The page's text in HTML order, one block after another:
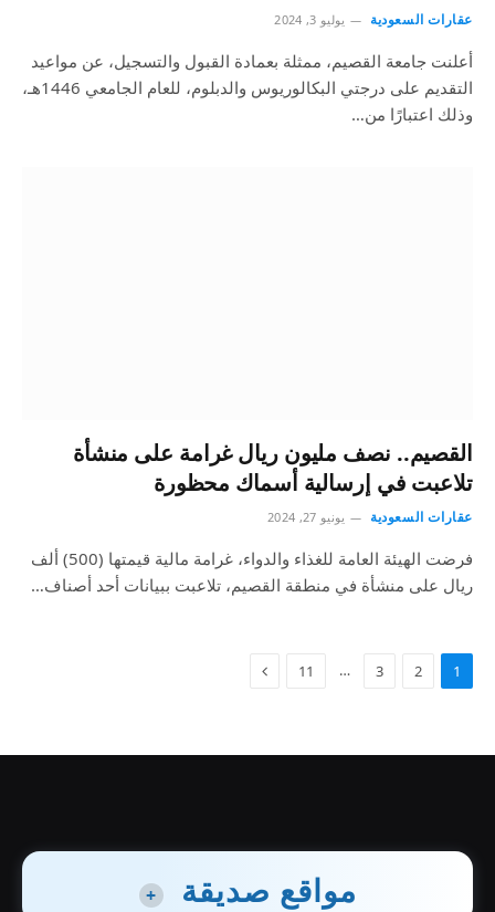
عقارات السعودية يوليو 3, 2024
أعلنت جامعة القصيم، ممثلة بعمادة القبول والتسجيل، عن مواعيد
التقديم على درجتي البكالوريوس والدبلوم، للعام الجامعي 1446هـ،
وذلك اعتبارًا من…
القصيم.. نصف مليون ريال غرامة على منشأة
تلاعبت في إرسالية أسماك محظورة
عقارات السعودية يونيو 27, 2024
فرضت الهيئة العامة للغذاء والدواء، غرامة مالية قيمتها (500) ألف
ريال على منشأة في منطقة القصيم، تلاعبت ببيانات أحد أصناف…
1
2
3
…
11
مواقع صديقة +